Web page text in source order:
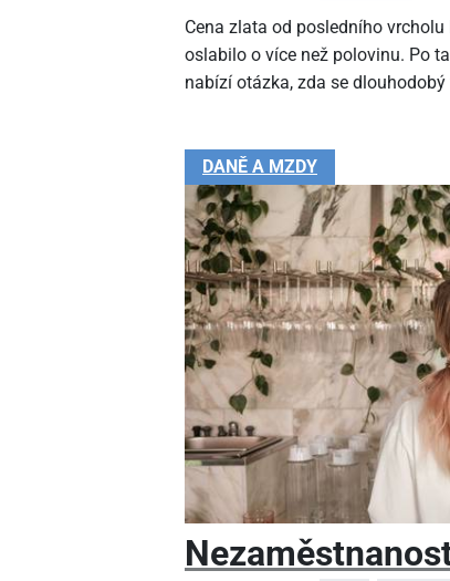
Cena zlata od posledního
oslabilo o více než polovinu. Po
nabízí otázka, zda se
DANĚ A MZDY